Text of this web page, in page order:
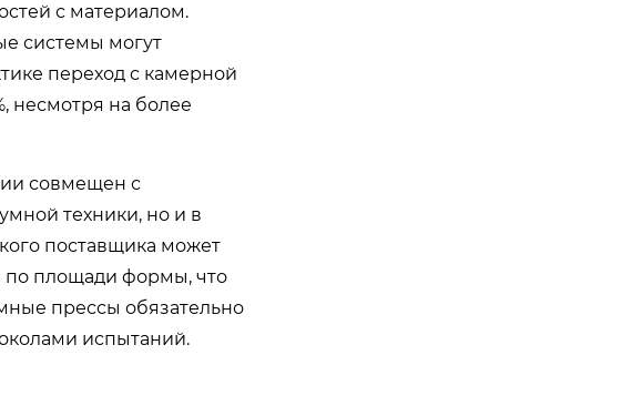
с материалом.
системы могут
переход с камерной
несмотря на более
совмещен с
техники, но и в
поставщика может
по площади формы, что
прессы обязательно
испытаний.